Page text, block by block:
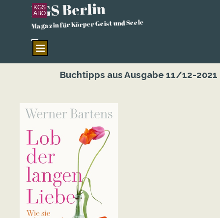
Direkt zum Seiteninhalt
KGS Berlin
Magazin für Körper Geist und Seele
KGS
ABO
Menü überspringen
Buchtipps aus Ausgabe 11/12-2021